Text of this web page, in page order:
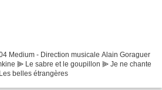
Medium - Direction musicale Alain Goraguer
⫸ Le sabre et le goupillon ⫸ Je ne chante
belles étrangères